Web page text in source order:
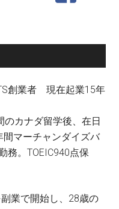
創業者 現在起業15年
のカナダ留学後、在日
間マーチャンダイズバ
務。TOEIC940点保
業で開始し、28歳の